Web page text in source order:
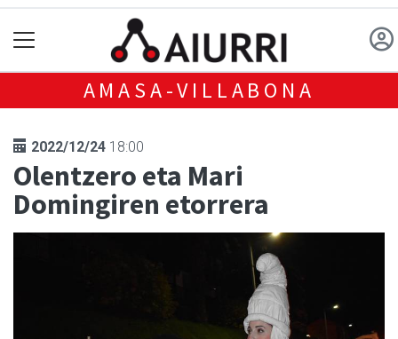
AMASA-VILLABONA
2022/12/24 18:00
Olentzero eta Mari
Domingiren etorrera